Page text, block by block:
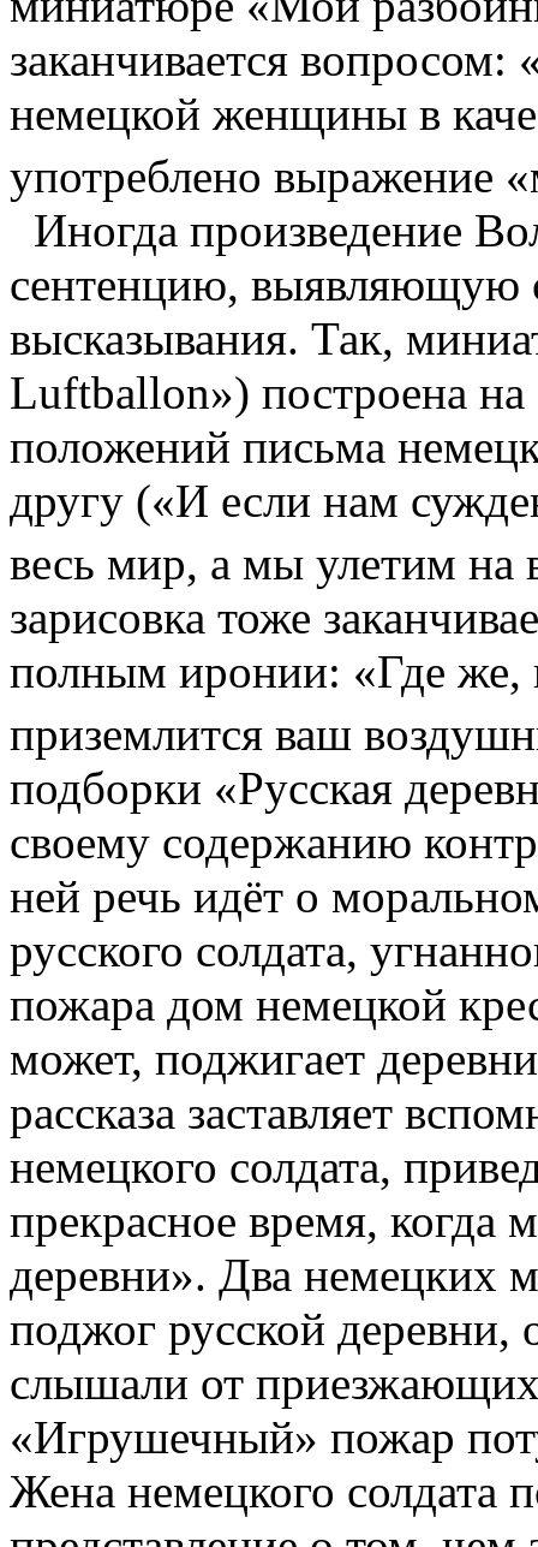
заканчивается
немецкой женщины в
употреблено выражение
Иногда произведение
сентенцию, выявляющую
высказывания. Так,
Luftballon») построена
положений письма
другу («И если нам
весь мир, а мы улетим
зарисовка тоже
полным иронии: «Где же,
приземлится ваш
подборки «Русская
своему содержанию
ней речь идёт о
русского солдата,
пожара дом немецкой
может, поджигает
рассказа заставляет
немецкого солдата,
прекрасное время, когда
деревни». Два немецких
поджог русской деревни,
слышали от
«Игрушечный» пожар
Жена немецкого солдата